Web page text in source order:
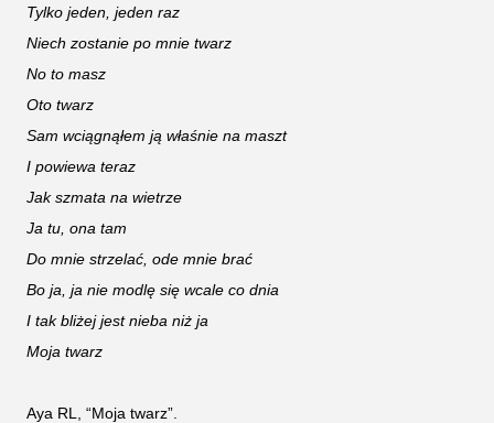
Tylko jeden, jeden raz
Niech zostanie po mnie twarz
No to masz
Oto twarz
Sam wciągnąłem ją właśnie na maszt
I powiewa teraz
Jak szmata na wietrze
Ja tu, ona tam
Do mnie strzelać, ode mnie brać
Bo ja, ja nie modlę się wcale co dnia
I tak bliżej jest nieba niż ja
Moja twarz
Aya RL, “Moja twarz”.